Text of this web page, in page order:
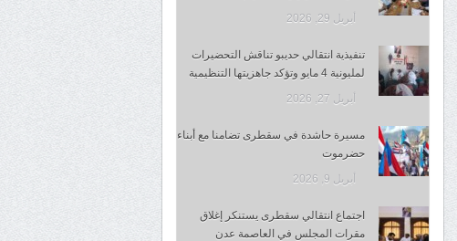
أبريل 29, 2026
تنفيذية انتقالي حديبو تناقش التحضيرات
لمليونية 4 مايو وتؤكد جاهزيتها التنظيمية
أبريل 27, 2026
مسيرة حاشدة في سقطرى تضامنا مع أبناء
حضرموت
أبريل 9, 2026
اجتماع انتقالي سقطرى يستنكر إغلاق
مقرات المجلس في العاصمة عدن